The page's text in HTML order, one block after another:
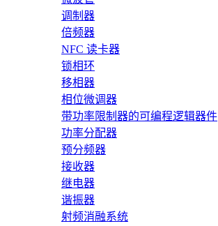
调制器
倍频器
NFC 读卡器
锁相环
移相器
相位微调器
带功率限制器的可编程逻辑器件
功率分配器
预分频器
接收器
继电器
谐振器
射频消融系统